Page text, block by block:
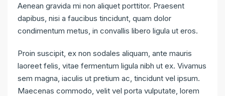
Aenean gravida mi non aliquet porttitor. Praesent
dapibus, nisi a faucibus tincidunt, quam dolor
condimentum metus, in convallis libero ligula ut eros.
Proin suscipit, ex non sodales aliquam, ante mauris
laoreet felis, vitae fermentum ligula nibh ut ex. Vivamus
sem magna, iaculis ut pretium ac, tincidunt vel ipsum.
Maecenas commodo, velit vel porta vulputate, lorem